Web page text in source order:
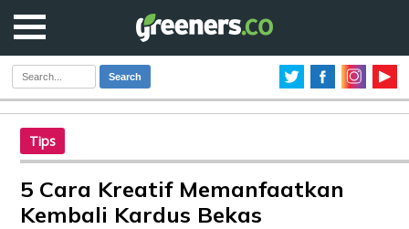
Search
Tips
5 Cara Kreatif Memanfaatkan
Kembali Kardus Bekas